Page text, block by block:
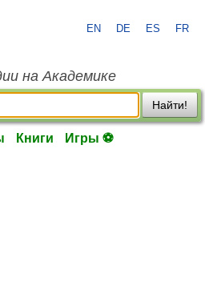
EN DE ES FR
на Академике
Найти!
Книги Игры ⚽